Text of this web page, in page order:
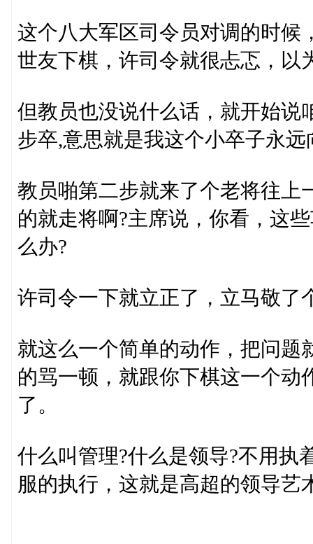
这个八大军区司令员对调的时候
世友下棋，许司令就很忐忑，以
但教员也没说什么话，就开始说
步卒,意思就是我这个小卒子永远
教员啪第二步就来了个老将往上
的就走将啊?主席说，你看，这
么办?
许司令一下就立正了，立马敬了
就这么一个简单的动作，把问题
的骂一顿，就跟你下棋这一个动
了。
什么叫管理?什么是领导?不用执
服的执行，这就是高超的领导艺